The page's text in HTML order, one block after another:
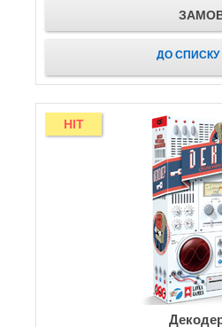
ДО
HIT